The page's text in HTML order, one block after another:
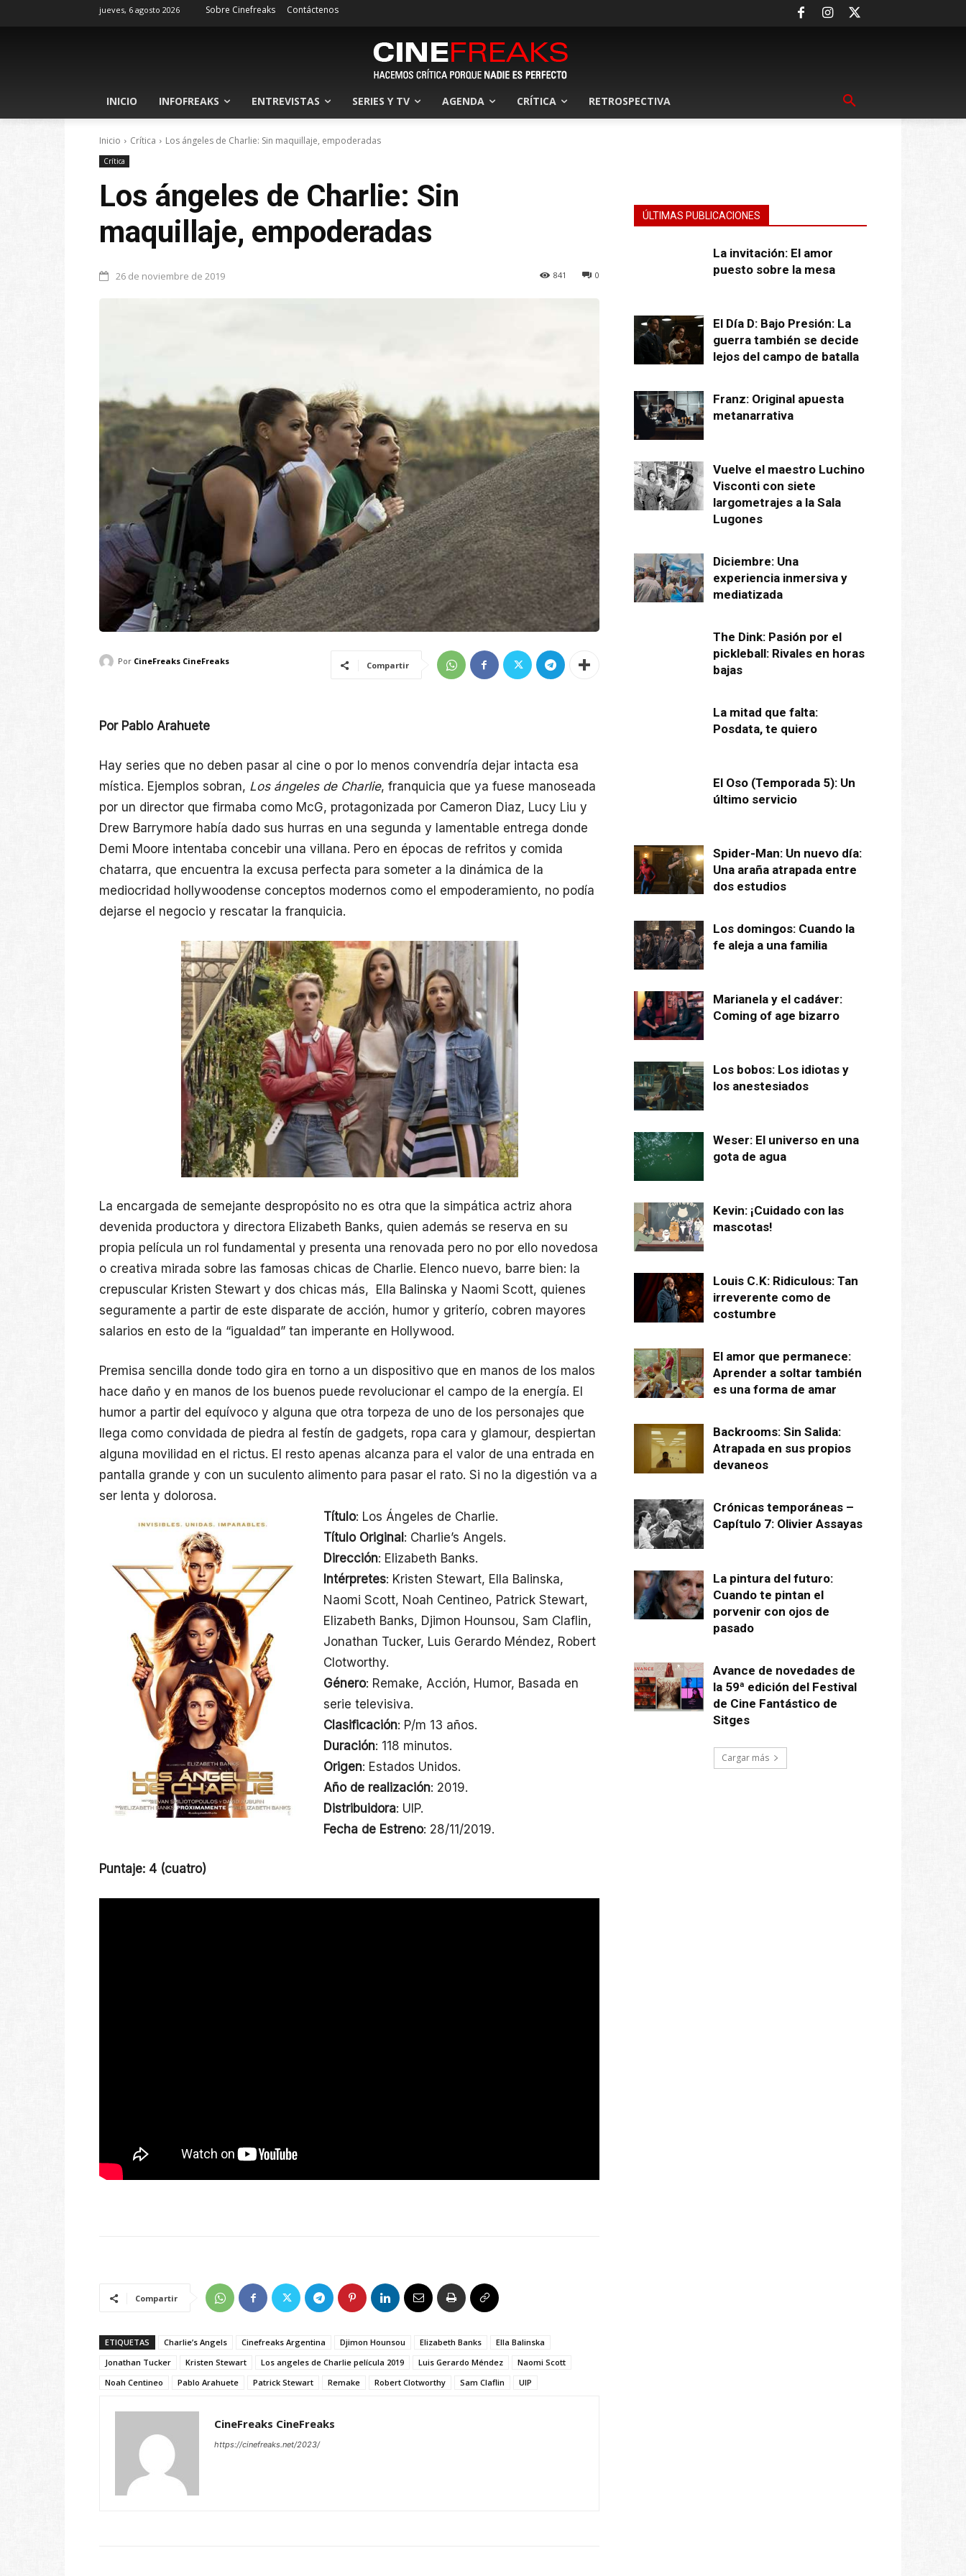
jueves, 6 agosto 2026 Sobre Cinefreaks Contáctenos
INICIO INFOFREAKS ENTREVISTAS SERIES Y TV AGENDA CRÍTICA RETROSPECTIVA
Inicio Crítica Los ángeles de Charlie: Sin maquillaje, empoderadas
Crítica
Los ángeles de Charlie: Sin
maquillaje, empoderadas
26 de noviembre de 2019 0
841
Por CineFreaks CineFreaks Compartir
Por Pablo Arahuete
Hay series que no deben pasar al cine o por lo menos convendría dejar intacta esa
mística. Ejemplos sobran, Los ángeles de Charlie, franquicia que ya fuese manoseada
por un director que firmaba como McG, protagonizada por Cameron Diaz, Lucy Liu y
Drew Barrymore había dado sus hurras en una segunda y lamentable entrega donde
Demi Moore intentaba concebir una villana. Pero en épocas de refritos y comida
chatarra, que encuentra la excusa perfecta para someter a la dinámica de la
mediocridad hollywoodense conceptos modernos como el empoderamiento, no podía
dejarse el negocio y rescatar la franquicia.
La encargada de semejante despropósito no es otra que la simpática actriz ahora
devenida productora y directora Elizabeth Banks, quien además se reserva en su
propia película un rol fundamental y presenta una renovada pero no por ello novedosa
o creativa mirada sobre las famosas chicas de Charlie. Elenco nuevo, barre bien: la
crepuscular Kristen Stewart y dos chicas más, Ella Balinska y Naomi Scott, quienes
seguramente a partir de este disparate de acción, humor y griterío, cobren mayores
salarios en esto de la “igualdad” tan imperante en Hollywood.
Premisa sencilla donde todo gira en torno a un dispositivo que en manos de los malos
hace daño y en manos de los buenos puede revolucionar el campo de la energía. El
humor a partir del equívoco y alguna que otra torpeza de uno de los personajes que
llega como convidada de piedra al festín de gadgets, ropa cara y glamour, despiertan
alguna movilidad en el rictus. El resto apenas alcanza para el valor de una entrada en
pantalla grande y con un suculento alimento para pasar el rato. Si no la digestión va a
ser lenta y dolorosa.
Título: Los Ángeles de Charlie.
Título Original: Charlie’s Angels.
Dirección: Elizabeth Banks.
Intérpretes: Kristen Stewart, Ella Balinska,
Naomi Scott, Noah Centineo, Patrick Stewart,
Elizabeth Banks, Djimon Hounsou, Sam Claflin,
Jonathan Tucker, Luis Gerardo Méndez, Robert
Clotworthy.
Género: Remake, Acción, Humor, Basada en
serie televisiva.
Clasificación: P/m 13 años.
Duración: 118 minutos.
Origen: Estados Unidos.
Año de realización: 2019.
Distribuidora: UIP.
Fecha de Estreno: 28/11/2019.
Puntaje: 4 (cuatro)
Compartir
ETIQUETAS Charlie’s Angels Cinefreaks Argentina Djimon Hounsou Elizabeth Banks
Ella Balinska
Jonathan Tucker
Kristen Stewart Los angeles de Charlie película 2019 Luis Gerardo Méndez
Naomi Scott
Noah Centineo
Pablo Arahuete Patrick Stewart Remake Robert Clotworthy Sam Claflin UIP
CineFreaks CineFreaks
https://cinefreaks.net/2023/
ÚLTIMAS PUBLICACIONES
La invitación: El amor
puesto sobre la mesa
El Día D: Bajo Presión: La
guerra también se decide
lejos del campo de batalla
Franz: Original apuesta
metanarrativa
Vuelve el maestro Luchino
Visconti con siete
largometrajes a la Sala
Lugones
Diciembre: Una
experiencia inmersiva y
mediatizada
The Dink: Pasión por el
pickleball: Rivales en horas
bajas
La mitad que falta:
Posdata, te quiero
El Oso (Temporada 5): Un
último servicio
Spider-Man: Un nuevo día:
Una araña atrapada entre
dos estudios
Los domingos: Cuando la
fe aleja a una familia
Marianela y el cadáver:
Coming of age bizarro
Los bobos: Los idiotas y
los anestesiados
Weser: El universo en una
gota de agua
Kevin: ¡Cuidado con las
mascotas!
Louis C.K: Ridiculous: Tan
irreverente como de
costumbre
El amor que permanece:
Aprender a soltar también
es una forma de amar
Backrooms: Sin Salida:
Atrapada en sus propios
devaneos
Crónicas temporáneas –
Capítulo 7: Olivier Assayas
La pintura del futuro:
Cuando te pintan el
porvenir con ojos de
pasado
Avance de novedades de
la 59ª edición del Festival
de Cine Fantástico de
Sitges
Cargar más